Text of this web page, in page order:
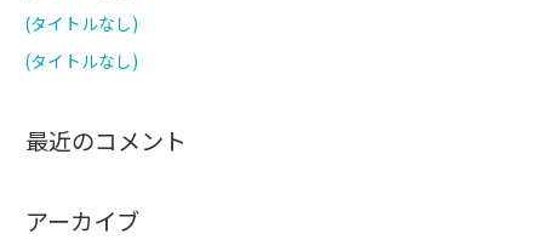
(タイトルなし)
(タイトルなし)
最近のコメント
アーカイブ